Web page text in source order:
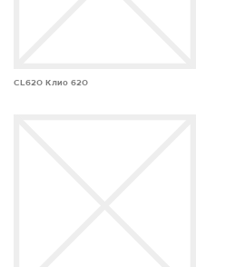
CL620 Клио 620